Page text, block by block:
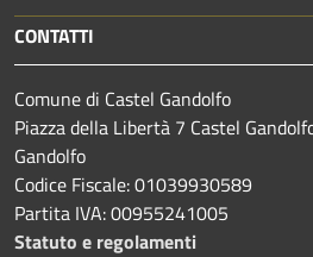
CONTATTI
Comune di Castel Gandolfo
Piazza della Libertà 7 Castel
Gandolfo
Codice Fiscale: 01039930589
Partita IVA: 00955241005
Statuto e regolamenti